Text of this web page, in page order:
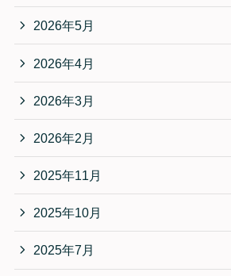
2026年5月
2026年4月
2026年3月
2026年2月
2025年11月
2025年10月
2025年7月